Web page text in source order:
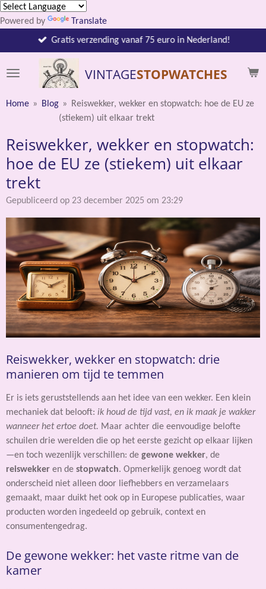
Powered by Translate
Ga
direct
de
hoofdinhoud
VINTAGESTOPWATCHES
Gratis verzending vanaf 75 euro in Nederland!
Home » Blog »
Reiswekker, wekker en stopwatch: hoe de EU ze
(stiekem) uit elkaar trekt
Reiswekker, wekker en stopwatch:
hoe de EU ze (stiekem) uit elkaar
trekt
Gepubliceerd op 23 december 2025 om 23:29
Reiswekker, wekker en stopwatch: drie
manieren om tijd te temmen
Er is iets geruststellends aan het idee van een wekker. Een klein
mechaniek dat belooft: ik houd de tijd vast, en ik maak je wakker
wanneer het ertoe doet. Maar achter die eenvoudige belofte
schuilen drie werelden die op het eerste gezicht op elkaar lijken
—en toch wezenlijk verschillen: de gewone wekker, de
reiswekker en de stopwatch. Opmerkelijk genoeg wordt dat
onderscheid niet alleen door liefhebbers en verzamelaars
gemaakt, maar duikt het ook op in Europese publicaties, waar
producten worden ingedeeld op gebruik, context en
consumentengedrag.
De gewone wekker: het vaste ritme van de
kamer